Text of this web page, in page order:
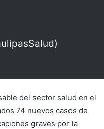
del sector salud en el
74 nuevos casos de
graves por la